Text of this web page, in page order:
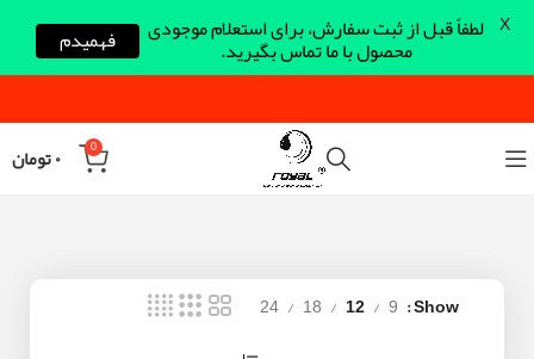
0 ۰تومان
Show
9
12
18
24
لطفاً قبل از ثبت سفارش، برای استعلام موجودی
محصول با ما تماس بگیرید. فهمیدم X